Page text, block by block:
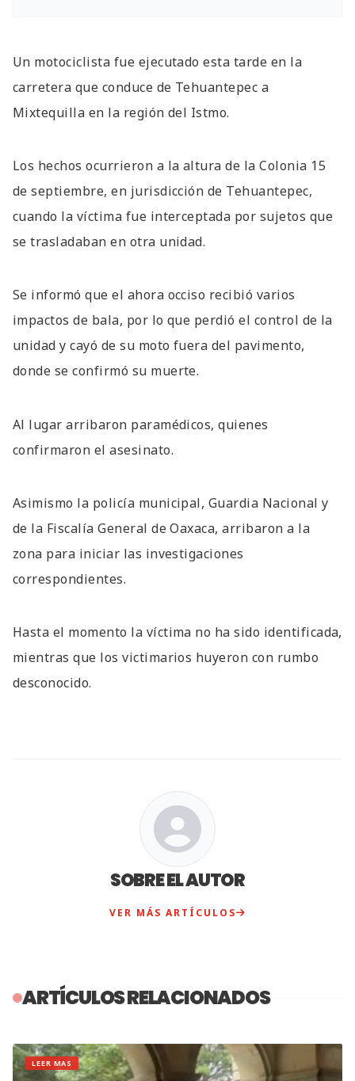
Un motociclista fue ejecutado esta tarde en la
carretera que conduce de Tehuantepec a
Mixtequilla en la región del Istmo.
Los hechos ocurrieron a la altura de la Colonia 15
de septiembre, en jurisdicción de Tehuantepec,
cuando la víctima fue interceptada por sujetos que
se trasladaban en otra unidad.
Se informó que el ahora occiso recibió varios
impactos de bala, por lo que perdió el control de la
unidad y cayó de su moto fuera del pavimento,
donde se confirmó su muerte.
Al lugar arribaron paramédicos, quienes
confirmaron el asesinato.
Asimismo la policía municipal, Guardia Nacional y
de la Fiscalía General de Oaxaca, arribaron a la
zona para iniciar las investigaciones
correspondientes.
Hasta el momento la víctima no ha sido identificada,
mientras que los victimarios huyeron con rumbo
desconocido.
SOBRE EL AUTOR
VER MÁS ARTÍCULOS
ARTÍCULOS RELACIONADOS
LEER MAS